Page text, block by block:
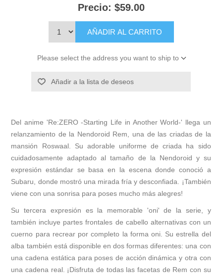
Precio: $59.00
AÑADIR AL CARRITO
Please select the address you want to ship to
Añadir a la lista de deseos
Del anime 'Re:ZERO -Starting Life in Another World-' llega un
relanzamiento de la Nendoroid Rem, una de las criadas de la
mansión Roswaal. Su adorable uniforme de criada ha sido
cuidadosamente adaptado al tamaño de la Nendoroid y su
expresión estándar se basa en la escena donde conoció a
Subaru, donde mostró una mirada fría y desconfiada. ¡También
viene con una sonrisa para poses mucho más alegres!
Su tercera expresión es la memorable 'oni' de la serie, y
también incluye partes frontales de cabello alternativas con un
cuerno para recrear por completo la forma oni. Su estrella del
alba también está disponible en dos formas diferentes: una con
una cadena estática para poses de acción dinámica y otra con
una cadena real. ¡Disfruta de todas las facetas de Rem con su